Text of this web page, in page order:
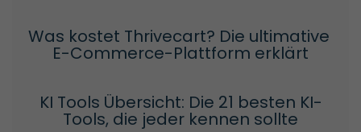
Was kostet Thrivecart? Die ultimative
E-Commerce-Plattform erklärt
KI Tools Übersicht: Die 21 besten KI-
Tools, die jeder kennen sollte